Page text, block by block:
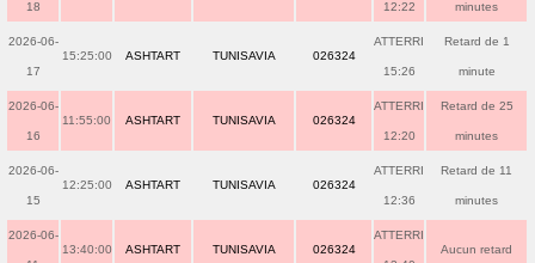
18 12:22 minutes
2026-06-
17
15:25:00 ASHTART TUNISAVIA 026324
ATTERRI
15:26
Retard de 1
minute
2026-06-
16
11:55:00 ASHTART TUNISAVIA 026324
ATTERRI
12:20
Retard de 25
minutes
2026-06-
15
12:25:00 ASHTART TUNISAVIA 026324
ATTERRI
12:36
Retard de 11
minutes
2026-06-
13:40:00 ASHTART TUNISAVIA 026324
ATTERRI
Aucun retard